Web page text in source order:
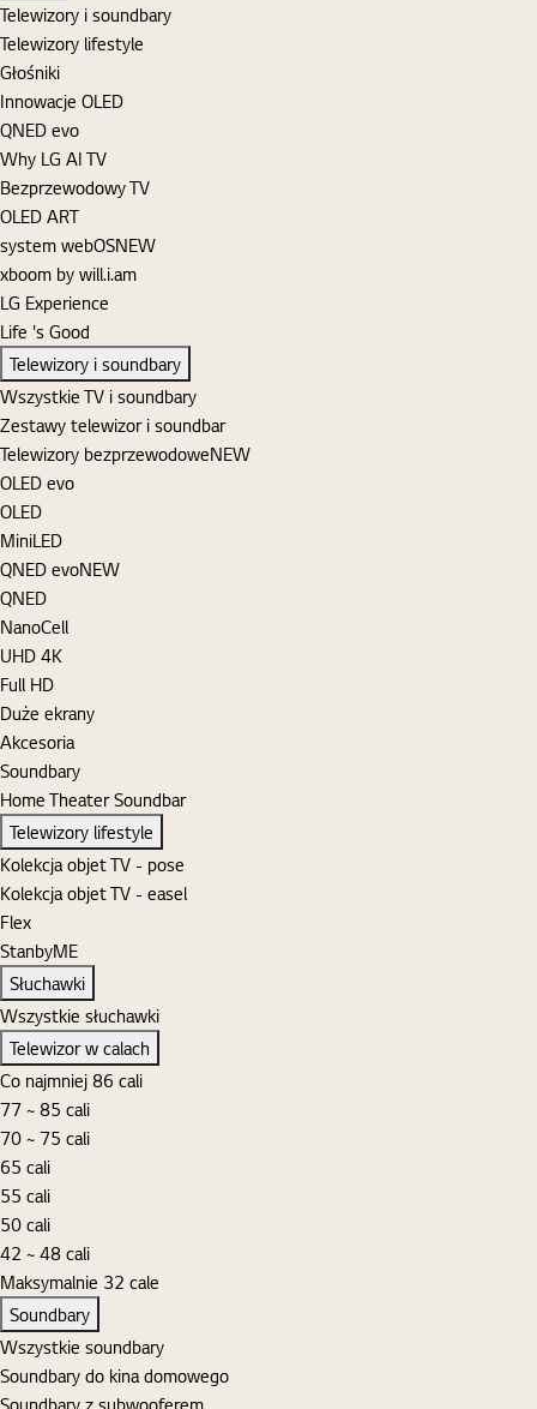
Telewizory i soundbary
Telewizory lifestyle
Głośniki
Innowacje OLED
QNED evo
Why LG AI TV
Bezprzewodowy TV
OLED ART
system webOSNEW
xboom by will.i.am
LG Experience
Life 's Good
Telewizory i soundbary
Wszystkie TV i soundbary
Zestawy telewizor i soundbar
Telewizory bezprzewodoweNEW
OLED evo
OLED
MiniLED
QNED evoNEW
QNED
NanoCell
UHD 4K
Full HD
Duże ekrany
Akcesoria
Soundbary
Home Theater Soundbar
Telewizory lifestyle
Kolekcja objet TV - pose
Kolekcja objet TV - easel
Flex
StanbyME
Słuchawki
Wszystkie słuchawki
Telewizor w calach
Co najmniej 86 cali
77 ~ 85 cali
70 ~ 75 cali
65 cali
55 cali
50 cali
42 ~ 48 cali
Maksymalnie 32 cale
Soundbary
Wszystkie soundbary
Soundbary do kina domowego
Soundbary z subwooferem